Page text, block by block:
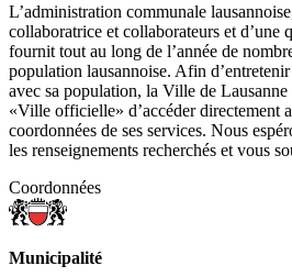
L’administration communale
collaboratrice et collaborateurs et d’une
fournit tout au long de l’année de
population lausannoise. Afin
avec sa population, la Ville de Lausanne
«Ville officielle» d’accéder directement
coordonnées de ses services. Nous
les renseignements recherchés et vous
Coordonnées
Municipalité